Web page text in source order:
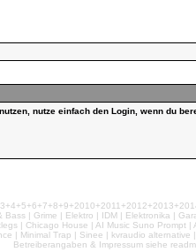
nutze einfach den Login, wenn du
| Grime | Elektro | IDM | Elektronika |
| Chicago House | AI Music Suno
| Minimal Trap | Sinee | kvraudio
Betreiberangaben & Impressum siehe